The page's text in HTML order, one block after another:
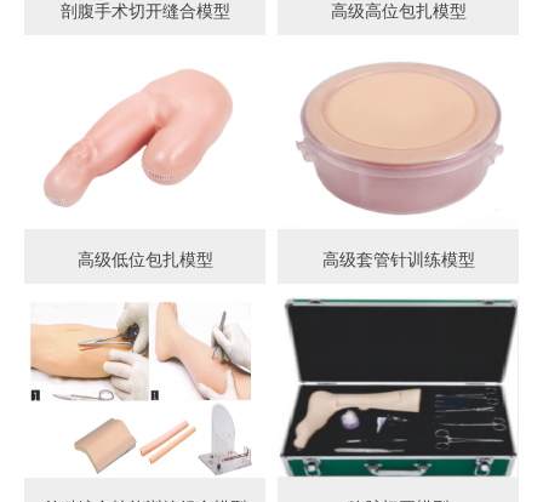
剖腹手术切开缝合模型 高级高位包扎模型
高级低位包扎模型 高级套管针训练模型